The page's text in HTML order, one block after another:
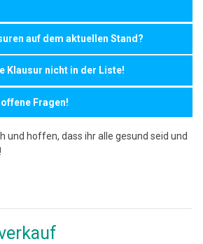
auf dem aktuellen Stand?
Klausur nicht in der Liste!
offene Fragen!
und hoffen, dass ihr alle gesund seid und